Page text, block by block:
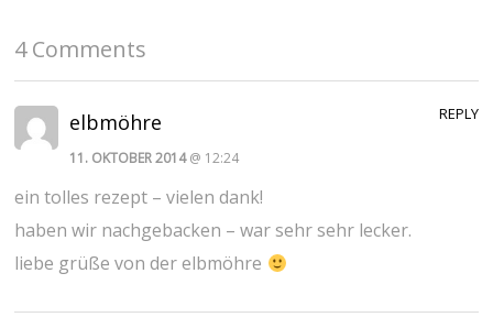
4 Comments
elbmöhre
11. OKTOBER 2014@ 12:24
ein tolles rezept – vielen dank!
haben wir nachgebacken – war sehr sehr lecker.
liebe grüße von der elbmöhre
REPLY